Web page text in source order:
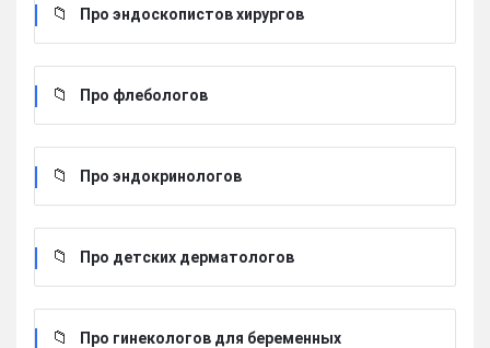
Про эндоскопистов хирургов
Про флебологов
Про эндокринологов
Про детских дерматологов
Про гинекологов для беременных